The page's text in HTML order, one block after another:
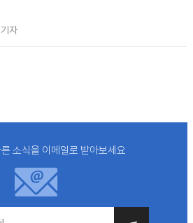
자
소식을 이메일로 받아보세요